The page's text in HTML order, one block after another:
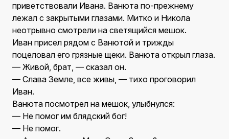
приветствовали Ивана. Ванюта по-прежнему
лежал с закрытыми глазами. Митко и Никола
неотрывно смотрели на светящийся мешок.
Иван присел рядом с Ванютой и трижды
поцеловал его грязные щеки. Ванюта открыл глаза.
— Живой, брат, — сказал он.
— Слава Земле, все живы, — тихо проговорил
Иван.
Ванюта посмотрел на мешок, улыбнулся:
— Не помог им блядский бог!
— Не помог.